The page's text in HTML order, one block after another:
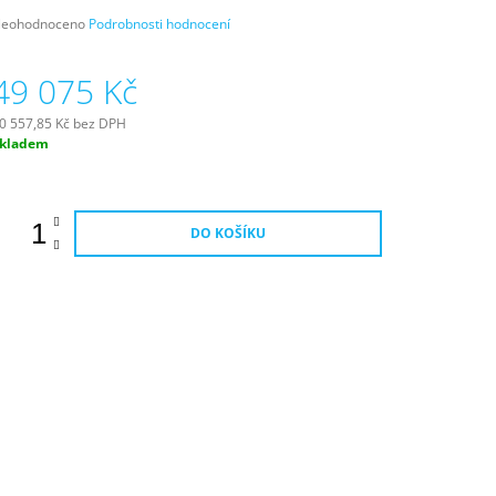
je
Podrobnosti hodnocení
075 Kč
557,85 Kč bez DPH
DO KOŠÍKU